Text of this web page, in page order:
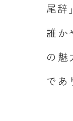
尾辞
誰か
の魅
であ